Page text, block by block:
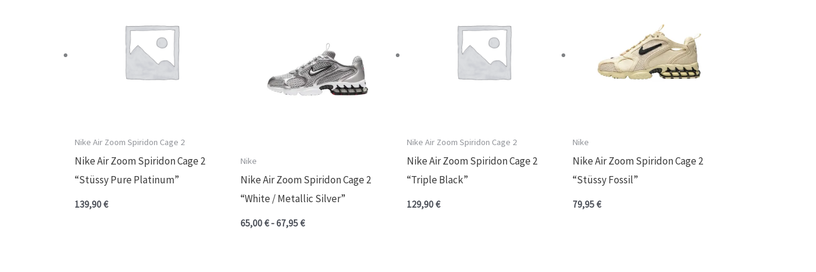
Nike Air Zoom Spiridon Cage 2
Nike Air Zoom Spiridon Cage 2
“Stüssy Pure Platinum”
139,90€
Nike
Nike Air Zoom Spiridon Cage 2
“White / Metallic Silver”
65,00€-67,95€
67,95 €
Nike Air Zoom Spiridon Cage 2
Nike Air Zoom Spiridon Cage 2
“Triple Black”
129,90€
Nike
Nike Air Zoom Spiridon Cage 2
“Stüssy Fossil”
79,95€